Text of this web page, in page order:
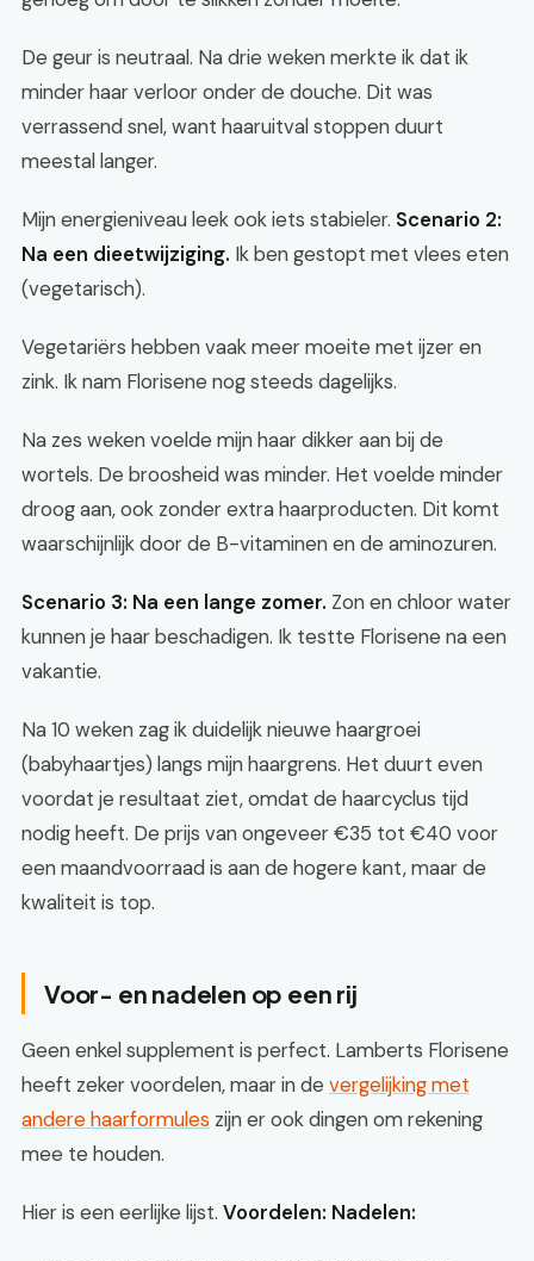
De geur is neutraal. Na drie weken merkte ik dat ik
minder haar verloor onder de douche. Dit was
verrassend snel, want haaruitval stoppen duurt
meestal langer.
Mijn energieniveau leek ook iets stabieler. Scenario 2:
Na een dieetwijziging. Ik ben gestopt met vlees eten
(vegetarisch).
Vegetariërs hebben vaak meer moeite met ijzer en
zink. Ik nam Florisene nog steeds dagelijks.
Na zes weken voelde mijn haar dikker aan bij de
wortels. De broosheid was minder. Het voelde minder
droog aan, ook zonder extra haarproducten. Dit komt
waarschijnlijk door de B-vitaminen en de aminozuren.
Scenario 3: Na een lange zomer. Zon en chloor water
kunnen je haar beschadigen. Ik testte Florisene na een
vakantie.
Na 10 weken zag ik duidelijk nieuwe haargroei
(babyhaartjes) langs mijn haargrens. Het duurt even
voordat je resultaat ziet, omdat de haarcyclus tijd
nodig heeft. De prijs van ongeveer €35 tot €40 voor
een maandvoorraad is aan de hogere kant, maar de
kwaliteit is top.
Voor- en nadelen op een rij
Geen enkel supplement is perfect. Lamberts Florisene
heeft zeker voordelen, maar in de vergelijking met
andere haarformules zijn er ook dingen om rekening
mee te houden.
Hier is een eerlijke lijst. Voordelen: Nadelen: